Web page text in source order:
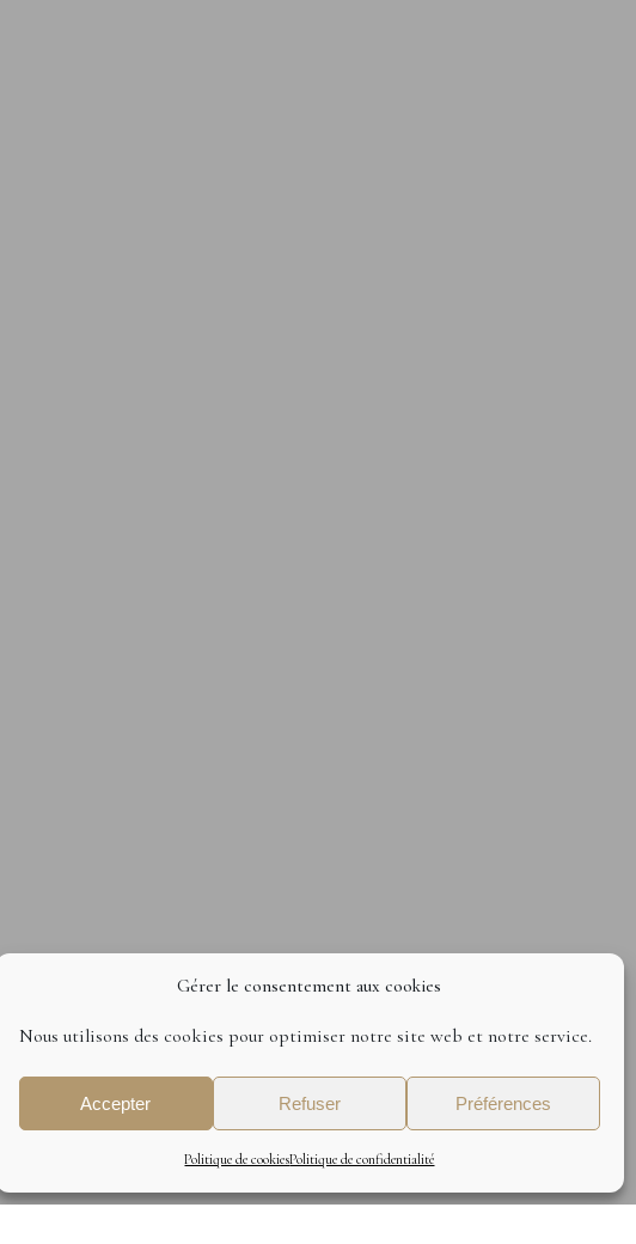
Gérer le consentement aux cookies
Nous utilisons des cookies pour optimiser notre site web et notre service.
Accepter Refuser Préférences
Politique de cookiesPolitique de confidentialité
Visitez notre boutiquechevron_right